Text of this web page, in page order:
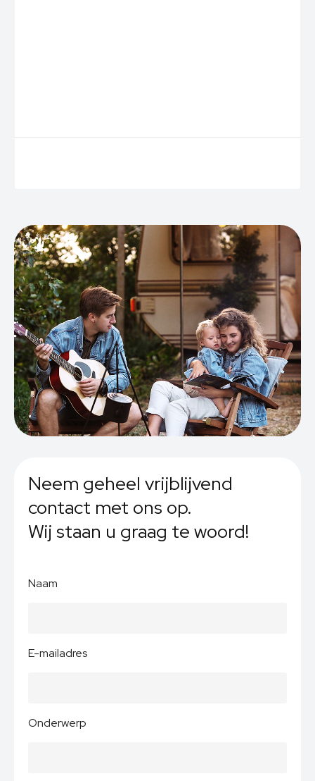
Neem geheel vrijblijvend
contact met ons op.
Wij staan u graag te woord!
Naam
E-mailadres
Onderwerp